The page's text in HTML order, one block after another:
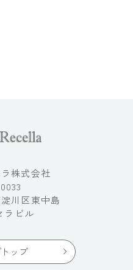
株式会社
川区東中島
ラビル
ップ